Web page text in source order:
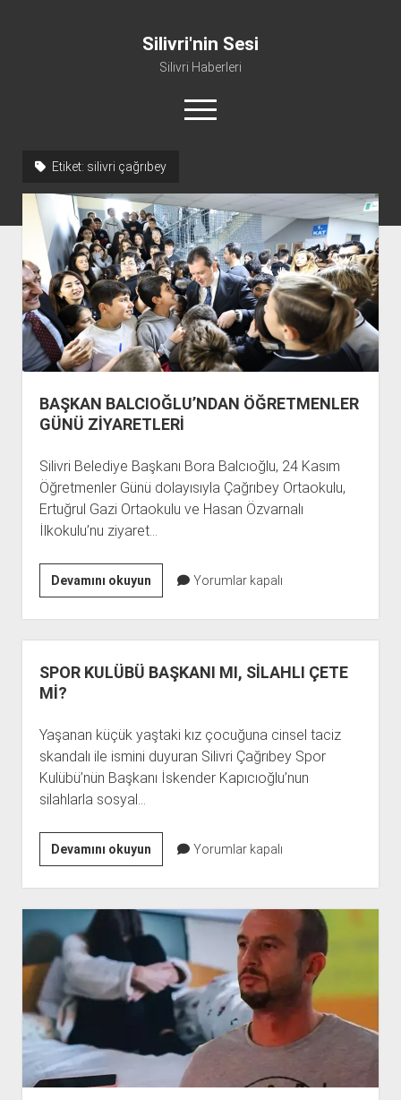
Silivri'nin Sesi
Silivri Haberleri
menüyü
aç
Manifesto
Gündem
Haber
Spor
Künye ve İletişim
Etiket: silivri çağrıbey
BAŞKAN BALCIOĞLU’NDAN ÖĞRETMENLER
GÜNÜ ZİYARETLERİ
Silivri Belediye Başkanı Bora Balcıoğlu, 24 Kasım
Öğretmenler Günü dolayısıyla Çağrıbey Ortaokulu,
Ertuğrul Gazi Ortaokulu ve Hasan Özvarnalı
İlkokulu’nu ziyaret…
Devamını okuyunBAŞKAN
BALCIOĞLU’NDAN
ÖĞRETMENLER
GÜNÜ
ZİYARETLERİ
Yorumlar kapalı
SPOR KULÜBÜ BAŞKANI MI, SİLAHLI ÇETE
Mİ?
Yaşanan küçük yaştaki kız çocuğuna cinsel taciz
skandalı ile ismini duyuran Silivri Çağrıbey Spor
Kulübü’nün Başkanı İskender Kapıcıoğlu’nun
silahlarla sosyal…
Devamını okuyunSPOR
KULÜBÜ
BAŞKANI
MI,
SİLAHLI
ÇETE
Mİ?
Yorumlar kapalı